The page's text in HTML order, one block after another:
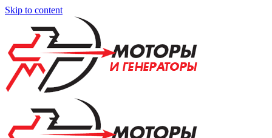
Skip to content